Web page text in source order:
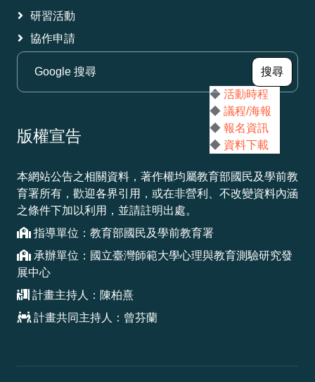
◆ 活動時程
◆ 議程/海報
◆ 報名資訊
◆ 資料下載
研習活動
協作申請
搜尋（另
版權宣告
本網站公告之相關資料，著作權均屬教育部國民及學前教
育署所有，歡迎各界引用，或在非營利、不改變資料內涵
之條件下加以利用，並請註明出處。
指導單位：教育部國民及學前教育署
承辦單位：國立臺灣師範大學心理與教育測驗研究發
展中心
計畫主持人：陳柏熹
計畫共同主持人：曾芬蘭